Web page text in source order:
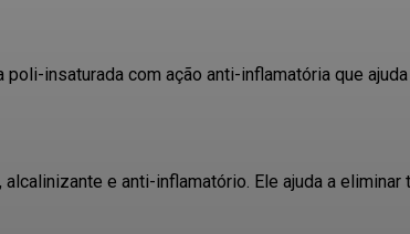
insaturada com ação anti-inflamatória que
e anti-inflamatório. Ele ajuda a eliminar